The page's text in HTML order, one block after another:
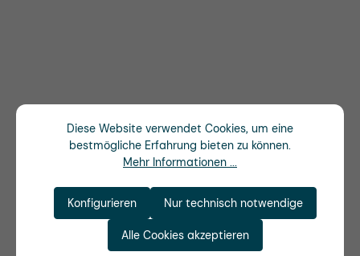
Diese Website verwendet Cookies, um eine
bestmögliche Erfahrung bieten zu können.
Mehr Informationen ...
Nur technisch notwendige
Konfigurieren
Alle Cookies akzeptieren